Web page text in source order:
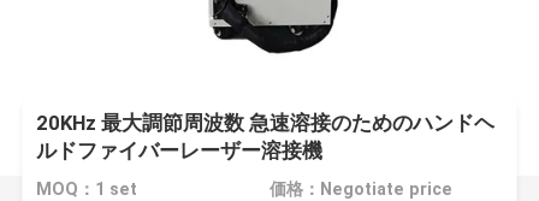
20KHz 最大調節周波数 急速溶接のためのハンドヘ
ルドファイバーレーザー溶接機
MOQ：1 set 価格：Negotiate price